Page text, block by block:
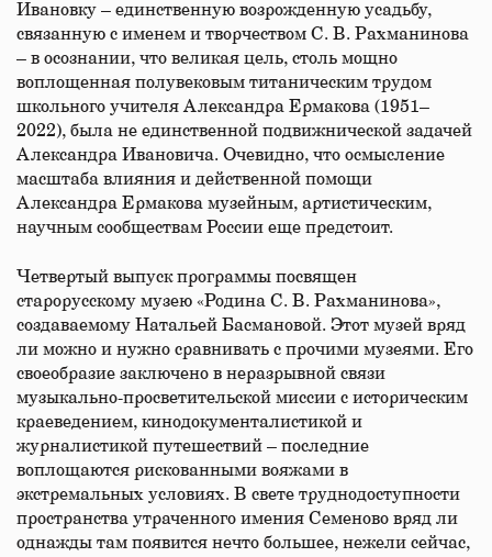
Ивановку – единственную возрожденную усадьбу,
связанную с именем и творчеством С. В. Рахманинова
– в осознании, что великая цель, столь мощно
воплощенная полувековым титаническим трудом
школьного учителя Александра Ермакова (1951–
2022), была не единственной подвижнической задачей
Александра Ивановича. Очевидно, что осмысление
масштаба влияния и действенной помощи
Александра Ермакова музейным, артистическим,
научным сообществам России еще предстоит.
Четвертый выпуск программы посвящен
старорусскому музею «Родина С. В. Рахманинова»,
создаваемому Натальей Басмановой. Этот музей вряд
ли можно и нужно сравнивать с прочими музеями. Его
своеобразие заключено в неразрывной связи
музыкально-просветительской миссии с историческим
краеведением, кинодокументалистикой и
журналистикой путешествий – последние
воплощаются рискованными вояжами в
экстремальных условиях. В свете труднодоступности
пространства утраченного имения Семеново вряд ли
однажды там появится нечто большее, нежели сейчас,